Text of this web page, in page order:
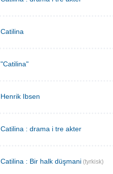
Catilina
"Catilina"
Henrik Ibsen
Catilina : drama i tre akter
Catilina : Bir halk düşmani (tyrkisk)